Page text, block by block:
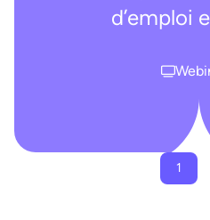
d’emploi
1